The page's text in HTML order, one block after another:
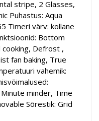
stripe, 2 Glasses,
Puhastus: Aqua
Timeri värv: kollane
Bottom
Defrost ,
fan baking, True
vahemik:
minder, Time
Sõrestik: Grid